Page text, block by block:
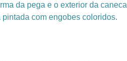
da pega e o exterior da caneca
com engobes coloridos.